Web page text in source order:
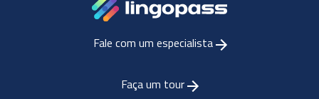
Fale com um especialista
Faça um tour